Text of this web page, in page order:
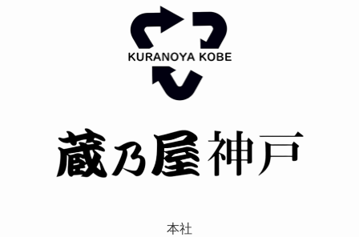
本社